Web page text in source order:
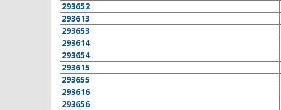
293652
293613
293653
293614
293654
293615
293655
293616
293656